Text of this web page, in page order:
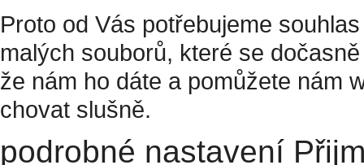
Proto od Vás potřebujeme
malých souborů, které se
že nám ho dáte a pomůžete nám
chovat slušně.
podrobné nastavení